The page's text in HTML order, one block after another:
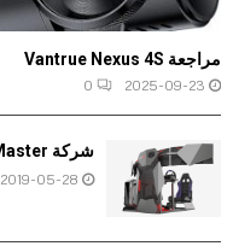
مراجعة Vantrue Nexus 4S
2025-09-23
0
شركة Cooler Master تعلن عن تعاونها مع شركة...
2019-05-28